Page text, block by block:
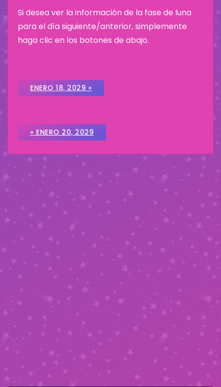
Si desea ver la información de la fase de luna
para el día siguiente/anterior, simplemente
haga clic en los botones de abajo.
ENERO 18, 2029 «
» ENERO 20, 2029